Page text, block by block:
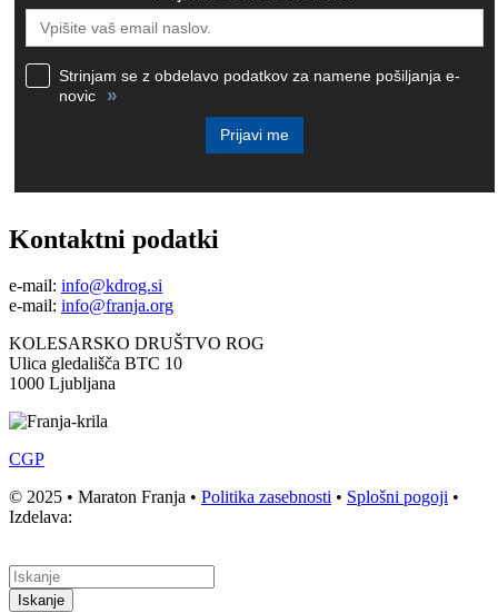
Strinjam se z obdelavo podatkov za namene pošiljanja e-
novic
»
Prijavi me
Kontaktni podatki
e-mail: info@kdrog.si
e-mail: info@franja.org
KOLESARSKO DRUŠTVO ROG
Ulica gledališča BTC 10
1000 Ljubljana
CGP
© 2025 • Maraton Franja • Politika zasebnosti • Splošni pogoji •
Izdelava:
Iskanje